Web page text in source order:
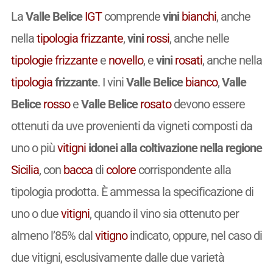
LaValle BeliceIGTcomprendevini bianchi, anche
nellatipologiafrizzante,vinirossi, anche nelle
tipologiefrizzantee novello, evinirosati, anche nella
tipologiafrizzante. I viniValle Belice bianco,Valle
BelicerossoeValle Belicerosatodevono essere
ottenuti da uve provenienti da vigneti composti da
uno o piùvitigniidonei alla coltivazione nella regione
Sicilia, con baccadi colorecorrispondente alla
tipologia prodotta. È ammessa la specificazione di
uno o duevitigni, quando il vino sia ottenuto per
almeno l’85% dal vitignoindicato, oppure, nel caso di
due vitigni, esclusivamente dalle due varietà